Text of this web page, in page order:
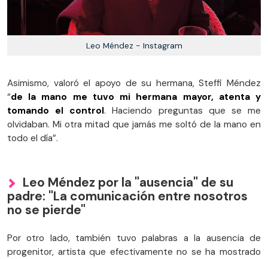
Leo Méndez - Instagram
Asimismo, valoró el apoyo de su hermana, Steffi Méndez
“de la mano me tuvo mi hermana mayor, atenta y
tomando el control. Haciendo preguntas que se me
olvidaban. Mi otra mitad que jamás me soltó de la mano en
todo el día”.
Leo Méndez por la "ausencia" de su
padre: "La comunicación entre nosotros
no se pierde"
Por otro lado, también tuvo palabras a la ausencia de
progenitor, artista que efectivamente no se ha mostrado